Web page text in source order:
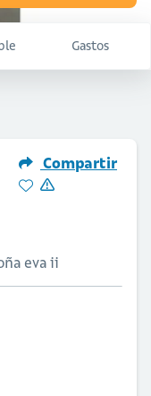
Gastos
Compartir
eva ii